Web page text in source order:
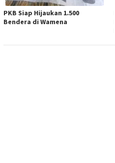
PKB Siap Hijaukan 1.500
Bendera di Wamena